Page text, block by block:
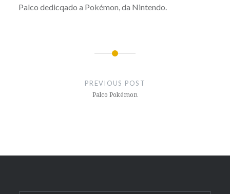
Palco dedicqado a Pokémon, da Nintendo.
PREVIOUS POST
Palco Pokémon